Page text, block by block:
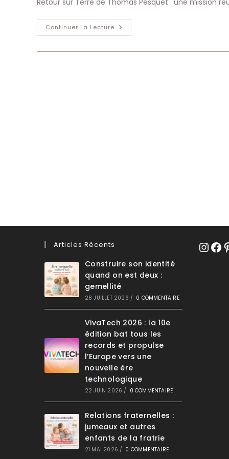
publication :
Retour sur Terre de Thomas Pesquet : une mission
Continuer La Lecture Retour
Sur
De
Articles Récents
Construire son identité
quand on est deux :
gemellité
28 JUILLET 2026 / 0 COMMENTAIRE
VivaTech 2026 : la 10e
édition bat tous les
records et propulse
l’Europe vers une
nouvelle ère
technologique
22 JUIN 2026 / 0 COMMENTAIRE
Relations fraternelles :
jumeaux et autres
enfants de la fratrie
21 MAI 2026 / 0 COMMENTAIRE